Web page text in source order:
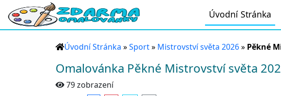
Úvodní Stránka
Úvodní Stránka »Sport» Mistrovství světa 2026» Pěkné
Omalovánka Pěkné Mistrovství světa
79 zobrazení